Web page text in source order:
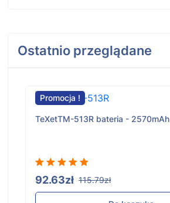
Ostatnio przeglądane
Promocja !
TeXetTM-513R bateria - 2570mAh
92.63zł 115.79zł